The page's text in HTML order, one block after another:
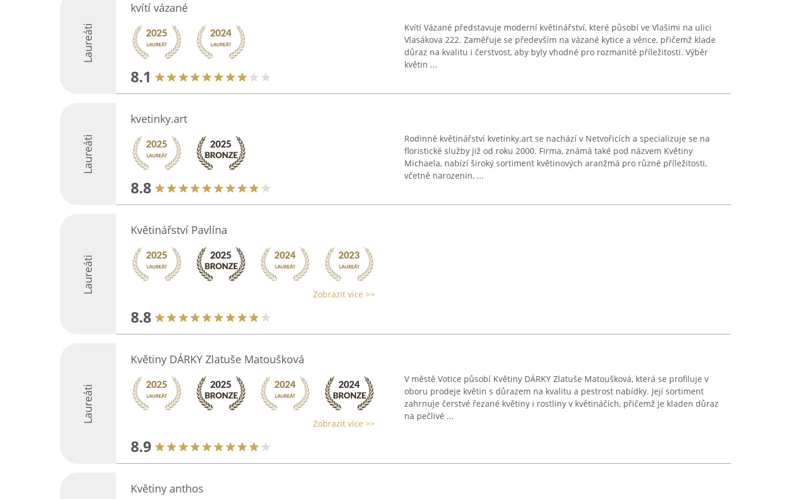
Laureáti
kvítí vázané
8.1
Kvítí Vázané představuje moderní květinářství, které působí ve Vlašimi na ulici
Vlasákova 222. Zaměřuje se především na vázané kytice a věnce, přičemž klade
důraz na kvalitu i čerstvost, aby byly vhodné pro rozmanité příležitosti. Výběr
květin ...
Laureáti
kvetinky.art
8.8
Rodinné květinářství kvetinky.art se nachází v Netvořicích a specializuje se na
floristické služby již od roku 2000. Firma, známá také pod názvem Květiny
Michaela, nabízí široký sortiment květinových aranžmá pro různé příležitosti,
včetně narozenin, ...
Laureáti
Květinářství Pavlína
Zobrazit více >>
8.8
Laureáti
Květiny DÁRKY Zlatuše Matoušková
Zobrazit více >>
8.9
V městě Votice působí Květiny DÁRKY Zlatuše Matoušková, která se profiluje v
oboru prodeje květin s důrazem na kvalitu a pestrost nabídky. Její sortiment
zahrnuje čerstvé řezané květiny i rostliny v květináčích, přičemž je kladen důraz
na pečlivé ...
Květiny anthos